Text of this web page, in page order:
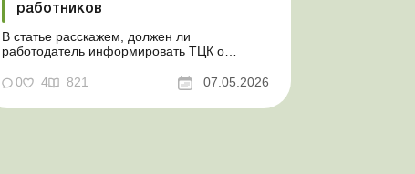
работников
В статье расскажем, должен ли
работодатель информировать ТЦК о
Суть проблемы. Сейчас многие
агропредприятия принимают работников на
сезонные работы. Из-за значительных
0 4 821 07.05.2026